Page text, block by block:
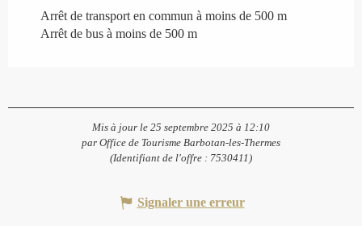
Arrêt de transport en commun à moins de 500 m
Arrêt de bus à moins de 500 m
Mis à jour le 25 septembre 2025 à 12:10
par Office de Tourisme Barbotan-les-Thermes
(Identifiant de l'offre : 7530411 )
Signaler une erreur